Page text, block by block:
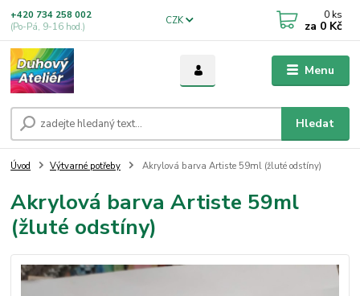
Menu
CZK
Hledat
+420 734 258 002
(Po-Pá, 9-16 hod.)
0 ks
za 0 Kč
Úvod Výtvarné potřeby Akrylová barva Artiste 59ml (žluté odstíny)
Akrylová barva Artiste 59ml
(žluté odstíny)